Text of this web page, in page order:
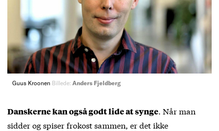
Guus Kroonen Billede: Anders Fjeldberg
Danskerne kan også godt lide at synge. Når man
sidder og spiser frokost sammen, er det ikke